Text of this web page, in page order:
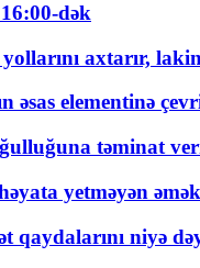
dək
axtarır,
əsas elementinə
təminat
yetməyən
qaydalarını niyə